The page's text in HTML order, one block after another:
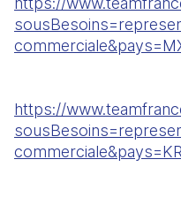
https://